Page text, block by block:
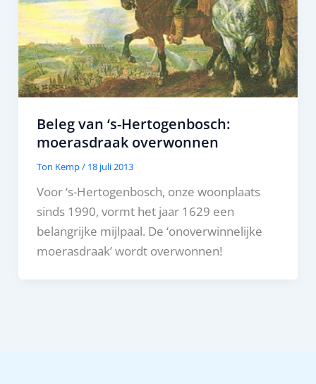
Beleg van ‘s-Hertogenbosch:
moerasdraak overwonnen
Ton Kemp/ 18 juli 2013
Voor ‘s-Hertogenbosch, onze woonplaats
sinds 1990, vormt het jaar 1629 een
belangrijke mijlpaal. De ‘onoverwinnelijke
moerasdraak’ wordt overwonnen!